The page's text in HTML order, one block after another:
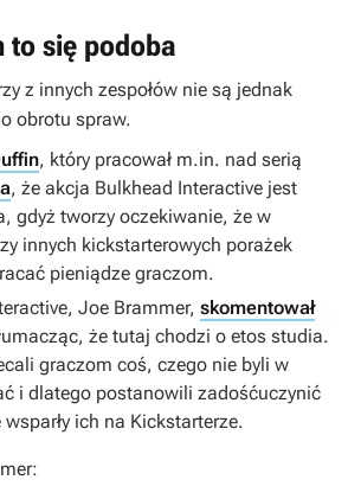
to się podoba
z innych zespołów nie są jednak
obrotu spraw.
, który pracował m.in. nad serią
, że akcja Bulkhead Interactive jest
gdyż tworzy oczekiwanie, że w
innych kickstarterowych porażek
pieniądze graczom.
Joe Brammer, skomentował
że tutaj chodzi o etos studia.
graczom coś, czego nie byli w
i dlatego postanowili zadośćuczynić
ich na Kickstarterze.